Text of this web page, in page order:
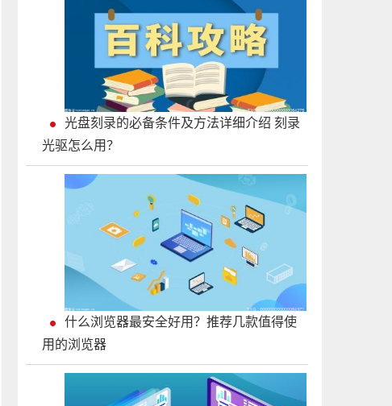
光盘刻录的必备条件及方法详细介绍 刻录
光驱怎么用？
什么浏览器最安全好用？推荐几款值得使
用的浏览器